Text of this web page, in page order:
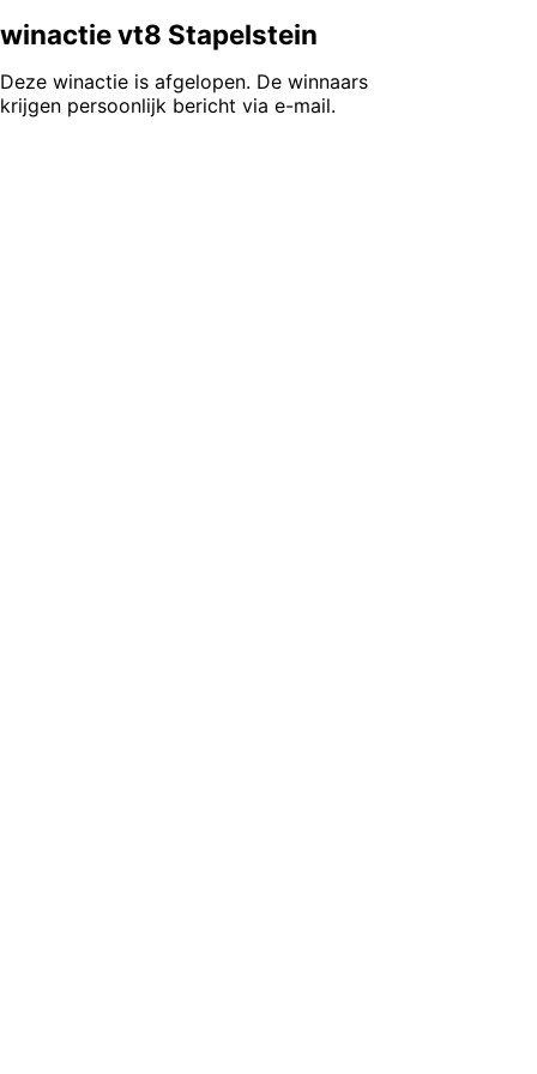
winactie vt8 Stapelstein
Deze winactie is afgelopen. De winnaars
krijgen persoonlijk bericht via e-mail.